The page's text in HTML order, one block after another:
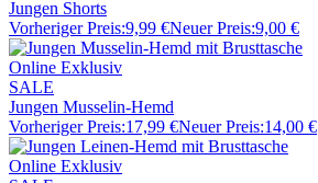
Jungen Shorts
Vorheriger Preis:9,99 €Neuer Preis:9,00 €
Online Exklusiv
SALE
Jungen Musselin-Hemd
Vorheriger Preis:17,99 €Neuer Preis:14,00 €
Online Exklusiv